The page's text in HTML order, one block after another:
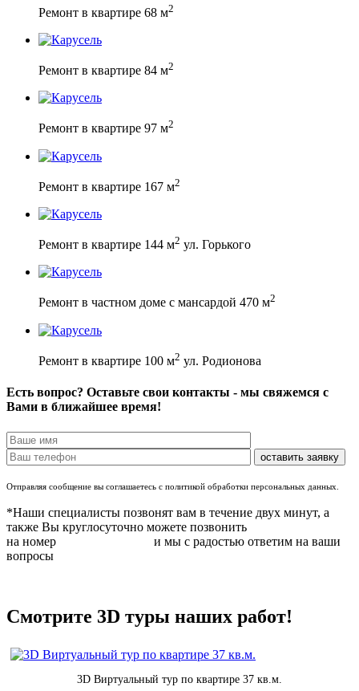
Ремонт в квартире 68 м2
Ремонт в квартире 84 м2
Ремонт в квартире 97 м2
Ремонт в квартире 167 м2
Ремонт в квартире 144 м2 ул. Горького
Ремонт в частном доме с мансардой 470 м2
Ремонт в квартире 100 м2 ул. Родионова
Есть вопрос? Оставьте свои контакты - мы свяжемся с
Вами в ближайшее время!
Отправляя сообщение вы соглашаетесь с политикой обработки персональных данных.
*Наши специалисты позвонят вам в течение двух минут, а
также Вы круглосуточно можете позвонить
на номер
и мы с радостью ответим на ваши
вопросы
Смотрите 3D туры наших работ!
3D Виртуальный тур по квартире 37 кв.м.